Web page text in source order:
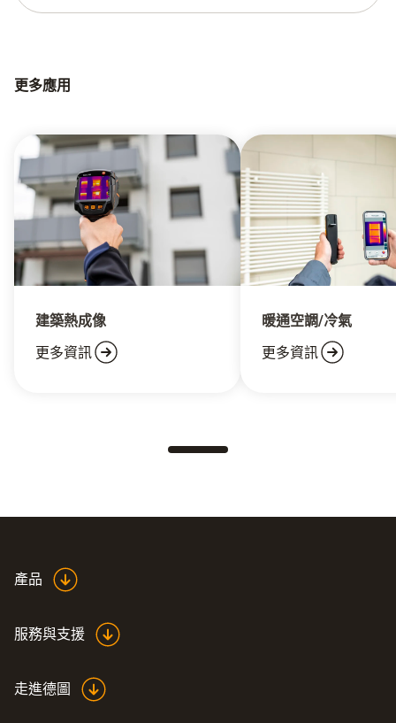
更多應用
建築熱成像
更多資訊
暖通空調/冷氣
更多資訊
產品
服務與支援
走進德圖